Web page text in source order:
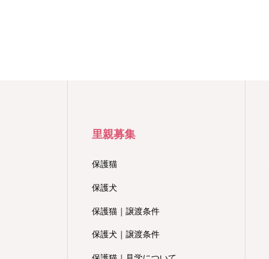
里親募集
保護猫
保護犬
保護猫｜譲渡条件
保護犬｜譲渡条件